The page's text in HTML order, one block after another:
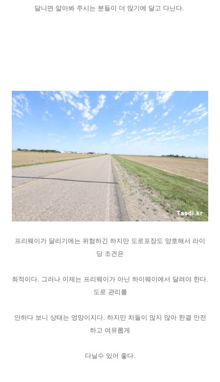
달니면 알아봐 주시는 분들이 더 많기에 달고 다닌다.
프리웨이가 달리기에는 위험하긴 하지만 도로포장도 양호해서 라이
딩 조건은
최적이다. 그러나 이제는 프리웨이가 아닌 하이웨이에서 달려야 한다.
도로 관리를
안하다 보니 상태는 엉망이지다. 하지만 차들이 많지 않아 한결 안전
하고 여유롭게
다닐수 있어 좋다.